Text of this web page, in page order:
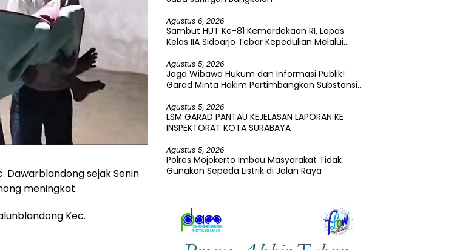
Dawarblandong sejak Senin
meningkat.
Kec.
Agustus 6, 2026
Sambut HUT Ke-81 Kemerdekaan RI, Lapas
Kelas IIA Sidoarjo Tebar Kepedulian Melalui
Agustus 5, 2026
Jaga Wibawa Hukum dan Informasi Publik!
Garad Minta Hakim Pertimbangkan Substansi
Agustus 5, 2026
LSM GARAD PANTAU KEJELASAN LAPORAN KE
INSPEKTORAT KOTA SURABAYA
Agustus 5, 2026
Polres Mojokerto Imbau Masyarakat Tidak
Gunakan Sepeda Listrik di Jalan Raya